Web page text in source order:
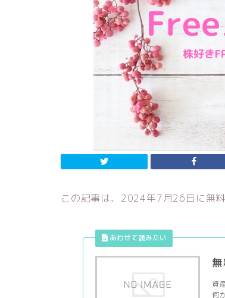
この記事は、2024年7月26日に無
資
何